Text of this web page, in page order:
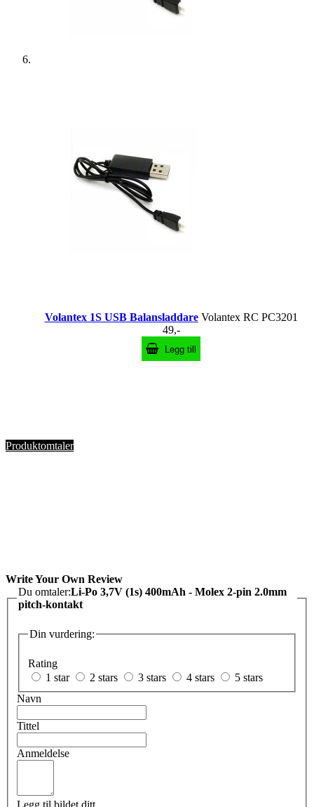
Volantex 1S USB Balansladdare Volantex RC PC3201
49,-
Legg till
Produktomtaler
Write Your Own Review
Du omtaler:Li-Po 3,7V (1s) 400mAh - Molex 2-pin 2.0mm
pitch-kontakt
Din vurdering:
Rating
1 star
2 stars 3 stars 4 stars
5 stars
Navn
Tittel
Anmeldelse
Legg til bildet ditt